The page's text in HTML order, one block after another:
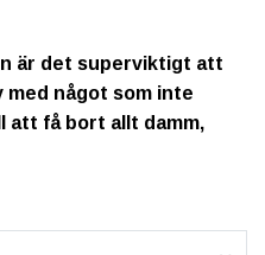
är det superviktigt att
något som inte
att få bort allt damm,